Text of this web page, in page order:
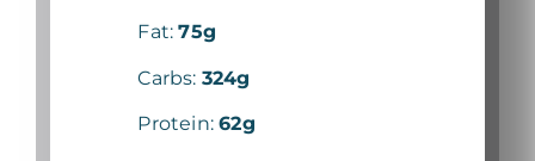
Fat:75g
Carbs: 324g
Protein:62g